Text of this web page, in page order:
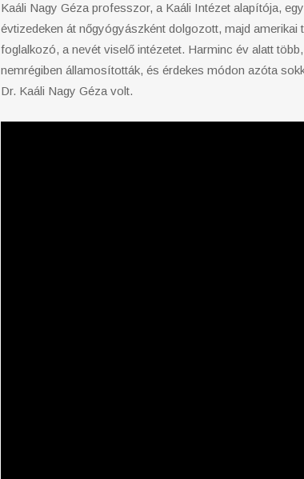
Kaáli Nagy Géza professzor, a Kaáli Intézet alapítója,
évtizedeken át nőgyógyászként dolgozott, majd
foglalkozó, a nevét viselő intézetet. Harminc év alatt
nemrégiben államosították, és érdekes módon azóta
Dr. Kaáli Nagy Géza volt.